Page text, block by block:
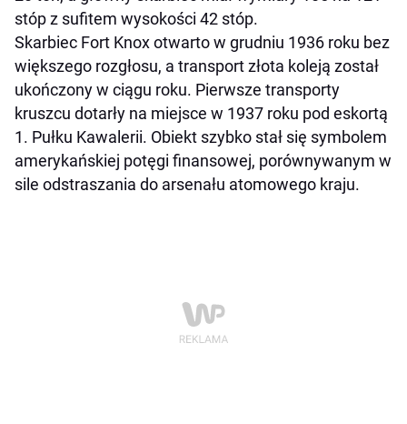
stóp z sufitem wysokości 42 stóp.
Skarbiec Fort Knox otwarto w grudniu 1936 roku bez
większego rozgłosu, a transport złota koleją został
ukończony w ciągu roku. Pierwsze transporty
kruszcu dotarły na miejsce w 1937 roku pod eskortą
1. Pułku Kawalerii. Obiekt szybko stał się symbolem
amerykańskiej potęgi finansowej, porównywanym w
sile odstraszania do arsenału atomowego kraju.